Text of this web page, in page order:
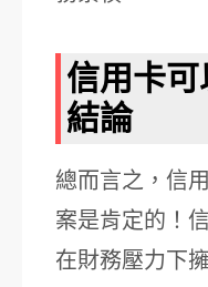
信用卡可
結論
總而言之，信
案是肯定的！
在財務壓力下